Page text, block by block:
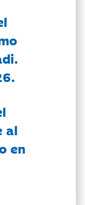
al
en